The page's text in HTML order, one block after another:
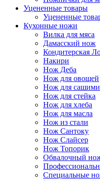
Уцененные товары
Уцененные
Кухонные ножи
Вилка для мяса
Дамасский нож
Кондитерская
Накири
Нож Деба
Нож для овощей
Нож для сашими
Нож для стейка
Нож для хлеба
Нож для масла
Нож из стали
Нож Сантоку
Нож Слайсер
Нож Топорик
Обвалочный
Специальные